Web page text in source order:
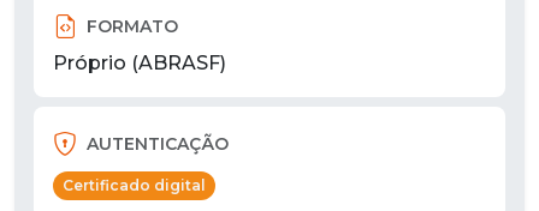
FORMATO
Próprio (ABRASF)
AUTENTICAÇÃO
Certificado digital